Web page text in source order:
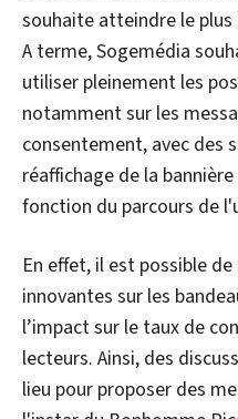
souhaite atteindre le
A terme, Sogemédia
utiliser pleinement les
notamment sur les
consentement, avec des
réaffichage de la
fonction du parcours de
En effet, il est possible
innovantes sur les
l’impact sur le taux de
lecteurs. Ainsi, des
lieu pour proposer des